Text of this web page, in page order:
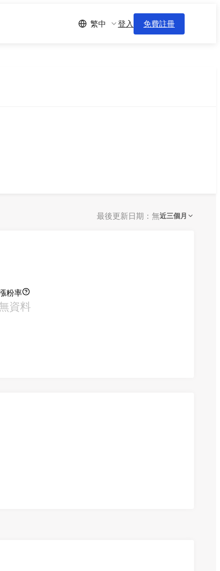
繁中 登入 免費註冊
最後更新日期：無近三個月
粉率
資料